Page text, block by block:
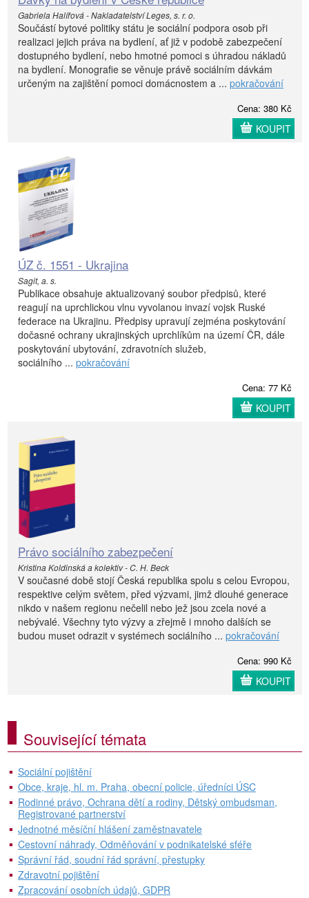
Gabriela Halířová - Nakladatelství Leges, s. r. o.
Součástí bytové politiky státu je sociální podpora osob při
realizaci jejich práva na bydlení, ať již v podobě zabezpečení
dostupného bydlení, nebo hmotné pomoci s úhradou nákladů
na bydlení. Monografie se věnuje právě sociálním dávkám
určeným na zajištění pomoci domácnostem a ... pokračování
Cena: 380 Kč
KOUPIT
ÚZ č. 1551 - Ukrajina
Sagit, a. s.
Publikace obsahuje aktualizovaný soubor předpisů, které
reagují na uprchlickou vlnu vyvolanou invazí vojsk Ruské
federace na Ukrajinu. Předpisy upravují zejména poskytování
dočasné ochrany ukrajinských uprchlíkům na území ČR, dále
poskytování ubytování, zdravotních služeb,
sociálního ... pokračování
Cena: 77 Kč
KOUPIT
Právo sociálního zabezpečení
Kristina Koldinská a kolektiv - C. H. Beck
V současné době stojí Česká republika spolu s celou Evropou,
respektive celým světem, před výzvami, jimž dlouhé generace
nikdo v našem regionu nečelil nebo jež jsou zcela nové a
nebývalé. Všechny tyto výzvy a zřejmě i mnoho dalších se
budou muset odrazit v systémech sociálního ... pokračování
Cena: 990 Kč
KOUPIT
Související témata
Sociální pojištění
Obce, kraje, hl. m. Praha, obecní policie, úředníci ÚSC
Rodinné právo, Ochrana dětí a rodiny, Dětský ombudsman,
Registrované partnerství
Jednotné měsíční hlášení zaměstnavatele
Cestovní náhrady, Odměňování v podnikatelské sféře
Správní řád, soudní řád správní, přestupky
Zdravotní pojištění
Zpracování osobních údajů, GDPR